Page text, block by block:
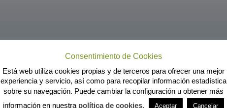
Consentimiento de Cookies
Está web utiliza cookies propias y de terceros para ofrecer una mejor
experiencia y servicio, así como para recopilar información estadística
sobre su navegación. Puede cambiar la configuración u obtener más
información en nuestra política de cookies. Aceptar Cancelar